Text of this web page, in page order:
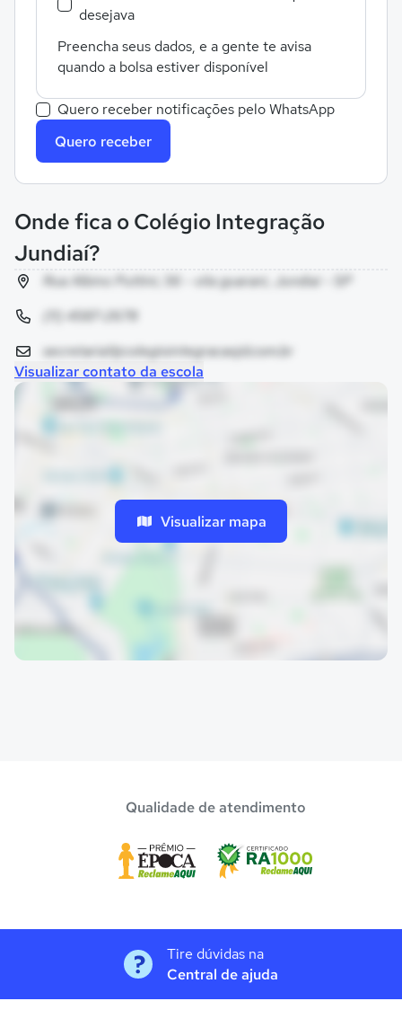
desejava
Preencha seus dados, e a gente te avisa
quando a bolsa estiver disponível
Quero receber notificações pelo WhatsApp
Quero receber
Onde fica o Colégio Integração
Jundiaí?
Rua Albino Puttini, 56 - vila guarani, Jundiaí - SP
(11) 4587-2678
secretaria1@colegiointegracaojd.com.br
Visualizar contato da escola
Visualizar mapa
Qualidade de atendimento
Tire dúvidas na
Central de ajuda